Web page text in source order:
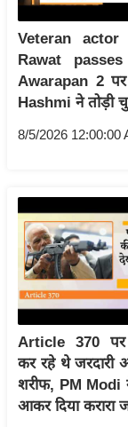
फ
म
नो
रं
ज
न
त
बॉ
ली
वु
ड
ली
वु
ड
फि
Veteran actor
Rawat
Awarapan 2
Hashmi ने तोड़ी
8/5/2026 12:00:00
Article 370 पर
कर रहे थे जरदारी
शरीफ, PM
आकर दिया करारा